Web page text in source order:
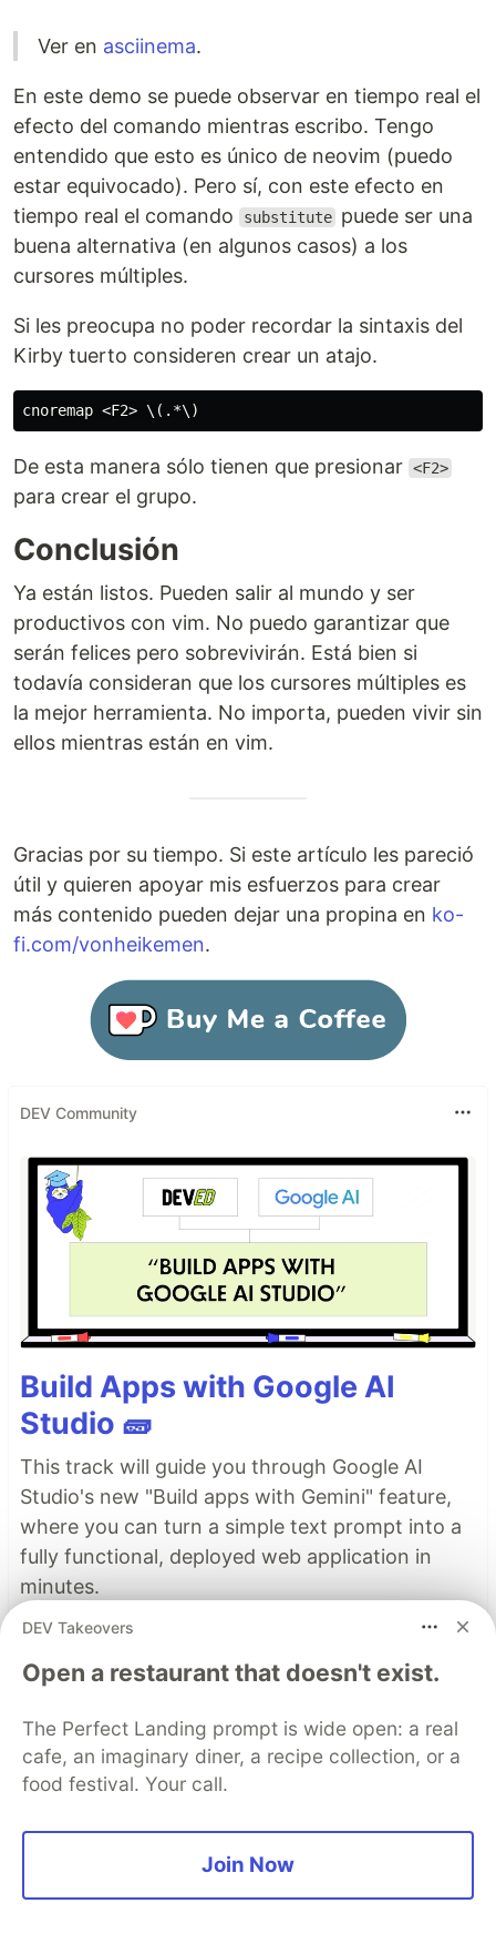
Ver en asciinema.
En este demo se puede observar en tiempo real el
efecto del comando mientras escribo. Tengo
entendido que esto es único de neovim (puedo
estar equivocado). Pero sí, con este efecto en
tiempo real el comando
substitute puede ser una
buena alternativa (en algunos casos) a los
cursores múltiples.
Si les preocupa no poder recordar la sintaxis del
Kirby tuerto consideren crear un atajo.
cnoremap <F2> \ (. *\ )
De esta manera sólo tienen que presionar <F2>
para crear el grupo.
Conclusión
Ya están listos. Pueden salir al mundo y ser
productivos con vim. No puedo garantizar que
serán felices pero sobrevivirán. Está bien si
todavía consideran que los cursores múltiples es
la mejor herramienta. No importa, pueden vivir sin
ellos mientras están en vim.
Gracias por su tiempo. Si este artículo les pareció
útil y quieren apoyar mis esfuerzos para crear
más contenido pueden dejar una propina en ko-
fi.com/vonheikemen.
DEV Community
Build Apps with Google AI
Studio 🧱
This track will guide you through Google AI
Studio's new "Build apps with Gemini" feature,
where you can turn a simple text prompt into a
fully functional, deployed web application in
minutes.
Top comments(0) Subscribe
Code of Conduct • Report abuse
DEV Takeovers
Open a restaurant that doesn't exist.
The Perfect Landing prompt is wide open: a real
cafe, an imaginary diner, a recipe collection, or a
food festival. Your call.
Join Now